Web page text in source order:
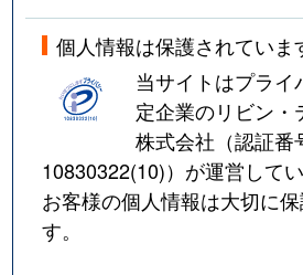
個人情報は保護されていま
当サイトはプライ
定企業のリビン・
株式会社（認証番
10830322(10)）が運営してい
お客様の個人情報は大切に
す。